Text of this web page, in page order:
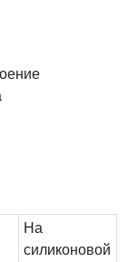
На
силиконовой